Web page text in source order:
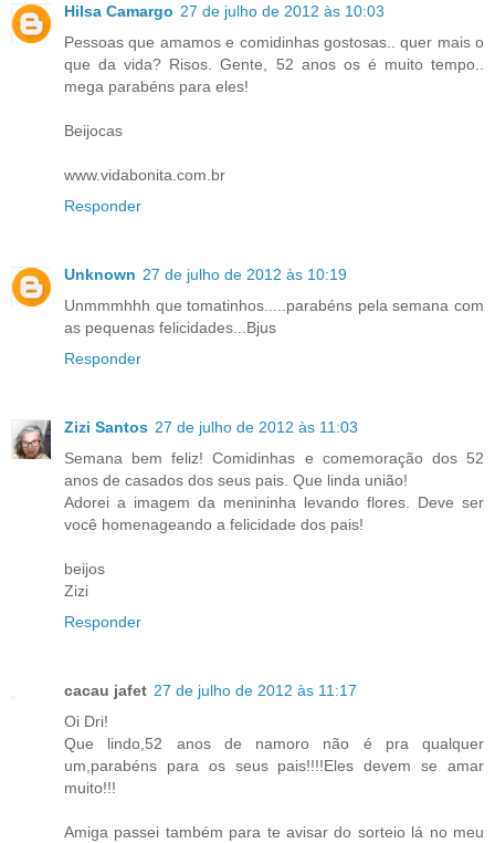
Hilsa Camargo 27 de julho de 2012 às 10:03
Pessoas que amamos e comidinhas gostosas.. quer mais o
que da vida? Risos. Gente, 52 anos os é muito tempo..
mega parabéns para eles!
Beijocas
www.vidabonita.com.br
Responder
Unknown 27 de julho de 2012 às 10:19
Unmmmhhh que tomatinhos.....parabéns pela semana com
as pequenas felicidades...Bjus
Responder
Zizi Santos 27 de julho de 2012 às 11:03
Semana bem feliz! Comidinhas e comemoração dos 52
anos de casados dos seus pais. Que linda união!
Adorei a imagem da menininha levando flores. Deve ser
você homenageando a felicidade dos pais!
beijos
Zizi
Responder
cacau jafet 27 de julho de 2012 às 11:17
Oi Dri!
Que lindo,52 anos de namoro não é pra qualquer
um,parabéns para os seus pais!!!!Eles devem se amar
muito!!!
Amiga passei também para te avisar do sorteio lá no meu